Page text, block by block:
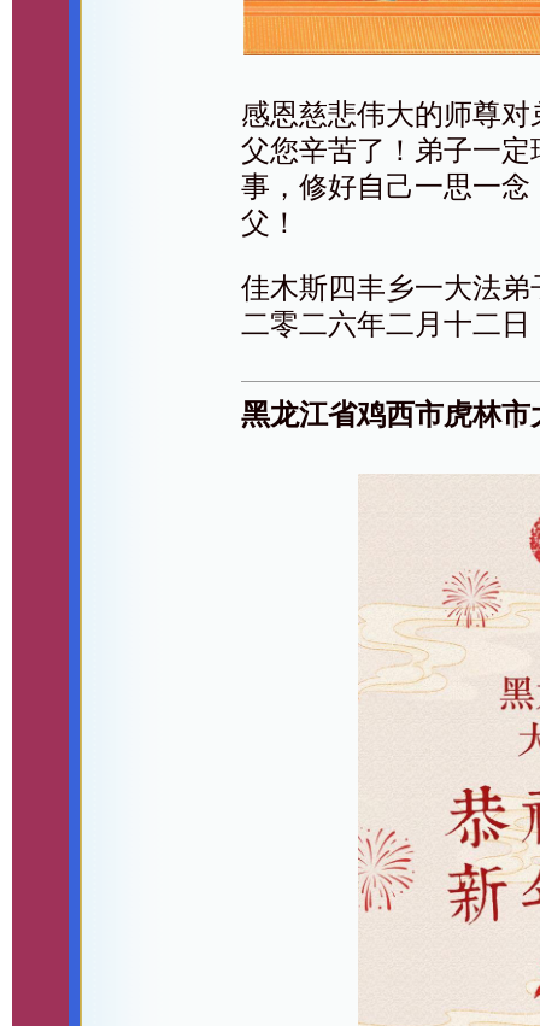
感恩慈悲伟大的师尊
父您辛苦了！弟子一
事，修好自己一思一
父！
佳木斯四丰乡一大法
二零二六年二月十二日
黑龙江省鸡西市虎林